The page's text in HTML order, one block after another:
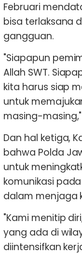
Februari
bisa terlaksana
gangguan.
"Siapapun
Allah SWT.
kita harus siap
untuk
masing-
Dan hal ketiga,
bahwa Polda
untuk
komunikasi
dalam menjaga
"Kami menitip
yang ada di
diintensifkan